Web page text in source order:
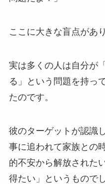
ここに大きな盲点があ
実は多くの人は自分が
る」という問題を持っ
たのです。
彼のターゲットが認識
事に追われて家族との
的不安から解放された
得たい」というものでし